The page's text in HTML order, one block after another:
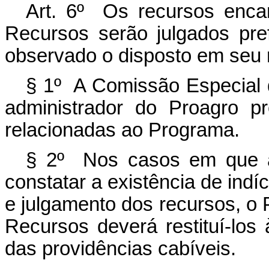
Art. 6º Os recursos
Recursos serão julgados
observado o disposto em seu
§ 1º A Comissão
administrador do Proagro
relacionadas ao Programa.
§ 2º Nos casos em que
constatar a existência de
e julgamento dos recursos, o
Recursos deverá restituí-los
das providências cabíveis.